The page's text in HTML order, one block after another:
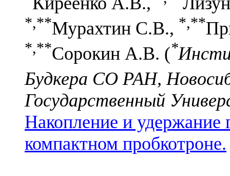
*,**Мурахтин С.В., *,**
*,**Сорокин А.В. (*
Будкера СО РАН,
Государственный
Накопление и удержание
компактном пробкотроне.